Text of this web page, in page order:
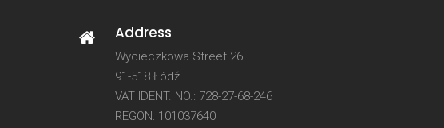
Address
Wycieczkowa Street 26
91-518 Łódź
VAT IDENT. NO.: 728-27-68-246
REGON: 101037640